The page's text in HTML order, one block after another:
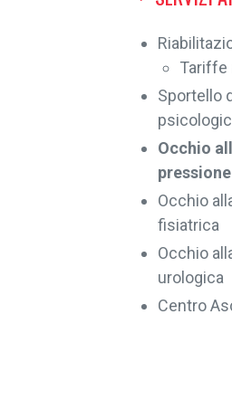
Tariffe
Sportello
Occhio
Occhio
fisiatrica
Occhio
urologica
Centro